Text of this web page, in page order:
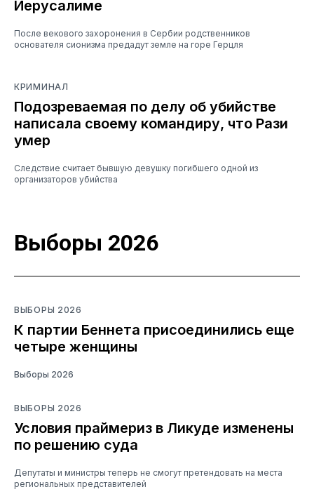
Иерусалиме
После векового захоронения в Сербии родственников
основателя сионизма предадут земле на горе Герцля
КРИМИНАЛ
Подозреваемая по делу об убийстве
написала своему командиру, что Рази
умер
Следствие считает бывшую девушку погибшего одной из
организаторов убийства
Выборы 2026
ВЫБОРЫ 2026
К партии Беннета присоединились еще
четыре женщины
Выборы 2026
ВЫБОРЫ 2026
Условия праймериз в Ликуде изменены
по решению суда
Депутаты и министры теперь не смогут претендовать на места
региональных представителей